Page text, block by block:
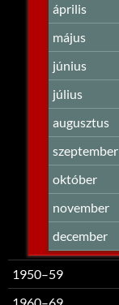
április
május
június
július
augusztus
szeptember
október
november
december
1950–59